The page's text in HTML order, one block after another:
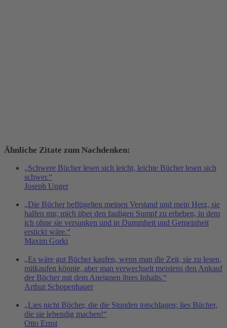
Ähnliche Zitate zum Nachdenken:
„Schwere Bücher lesen sich leicht, leichte Bücher lesen sich
schwer.“
Joseph Unger
„Die Bücher beflügelten meinen Verstand und mein Herz, sie
halfen mir, mich über den fauligen Sumpf zu erheben, in dem
ich ohne sie versunken und in Dummheit und Gemeinheit
erstickt wäre.“
Maxim Gorki
„Es wäre gut Bücher kaufen, wenn man die Zeit, sie zu lesen,
mitkaufen könnte, aber man verwechselt meistens den Ankauf
der Bücher mit dem Aneignen ihres Inhalts.“
Arthur Schopenhauer
„Lies nicht Bücher, die die Stunden totschlagen; lies Bücher,
die sie lebendig machen!“
Otto Ernst